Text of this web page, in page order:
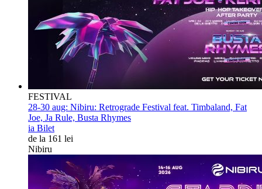
FESTIVAL
28-30 aug: Nibiru: Retrograde Festival feat. Timbaland, Fat
Joe, Ja Rule, Busta Rhymes
ia Bilet
de la 161 lei
Nibiru